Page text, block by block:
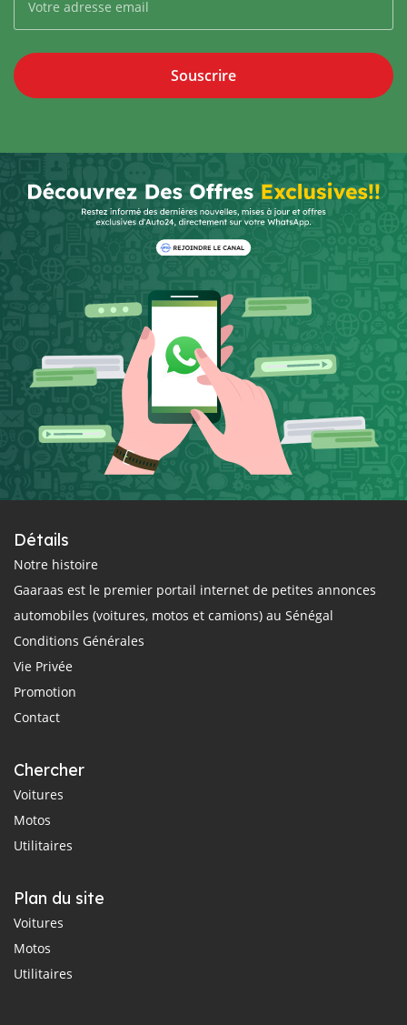
Souscrire
Détails
Notre histoire
Gaaraas est le premier portail internet de petites annonces
automobiles (voitures, motos et camions) au Sénégal
Conditions Générales
Vie Privée
Promotion
Contact
Chercher
Voitures
Motos
Utilitaires
Plan du site
Voitures
Motos
Utilitaires